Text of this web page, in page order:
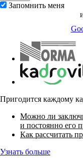
Запомнить меня
Пригодится каждому
Можно ли
и постоянно его
Как рассчитать
Узнать больше